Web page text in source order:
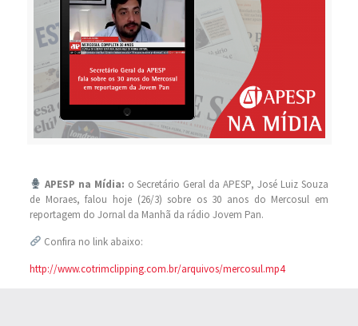
APESP na Mídia: o Secretário Geral da APESP, José Luiz Souza
de Moraes, falou hoje (26/3) sobre os 30 anos do Mercosul em
reportagem do Jornal da Manhã da rádio Jovem Pan.
Confira no link abaixo:
http://www.cotrimclipping.com.br/arquivos/mercosul.mp4